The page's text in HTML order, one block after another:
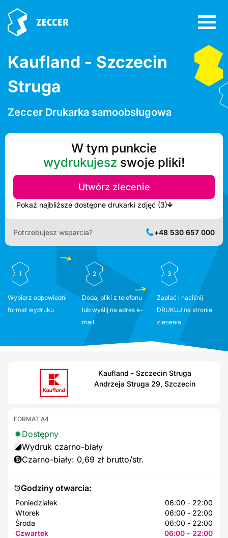
Kaufland - Szczecin
Struga
Zeccer Drukarka samoobsługowa
W tym punkcie
wydrukujesz swoje pliki!
Utwórz zlecenie
Pokaż najbliższe dostępne drukarki zdjęć (3)
Potrzebujesz wsparcia? +48 530 657 000
1
Wybierz odpowiedni
format wydruku
2
Dodaj pliki z telefonu
lub wyślij na adres e-
mail
3
Zapłać i naciśnij
DRUKUJ na stronie
zlecenia
Kaufland - Szczecin Struga
Andrzeja Struga 29, Szczecin
Godziny otwarcia:
Poniedziałek
06:00 - 22:00
Wtorek
06:00 - 22:00
Środa
06:00 - 22:00
Czwartek
06:00 - 22:00
FORMAT A4
Dostępny
Wydruk czarno-biały
Czarno-biały: 0,69 zł brutto/str.